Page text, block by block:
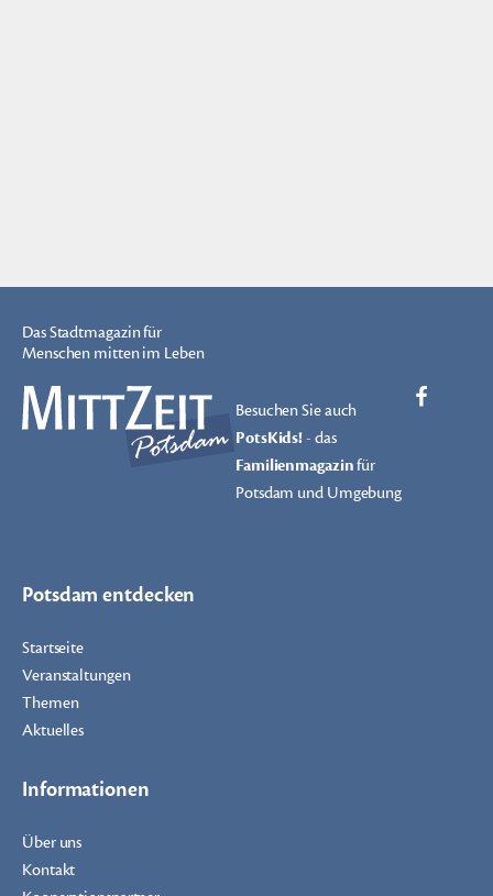
Das Stadtmagazin für
Menschen mitten im Leben
Besuchen Sie auch
PotsKids!- das
Familienmagazinfür
Potsdam und Umgebung
Potsdam entdecken
Startseite
Veranstaltungen
Themen
Aktuelles
Informationen
Über uns
Kontakt